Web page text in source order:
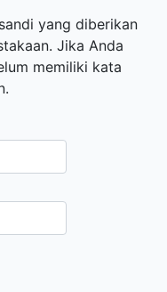
yang diberikan
Jika Anda
memiliki kata